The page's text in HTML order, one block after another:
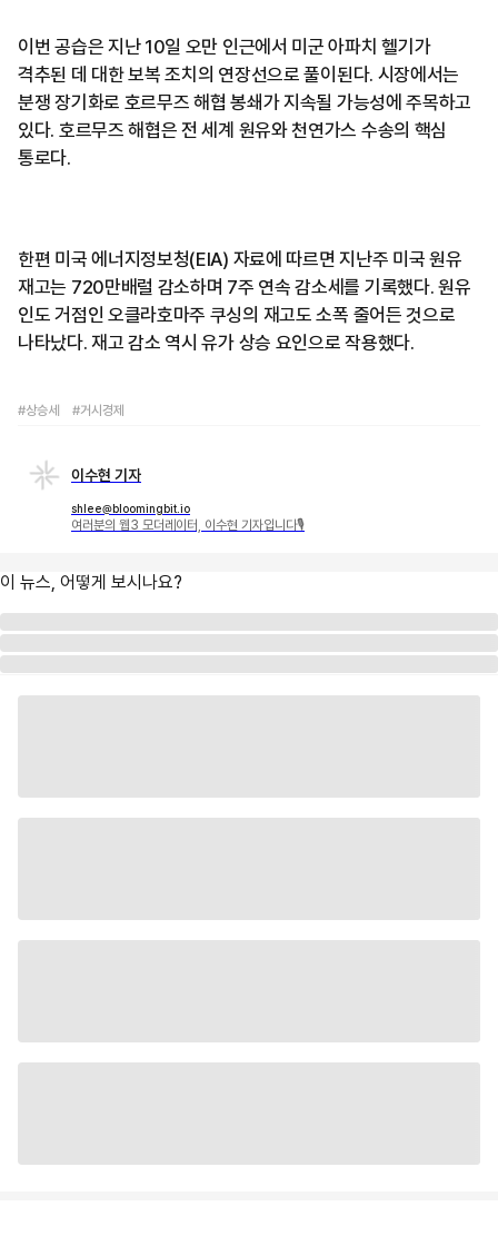
이번 공습은 지난 10일 오만 인근에서 미군 아파치 헬기가
격추된 데 대한 보복 조치의 연장선으로 풀이된다. 시장에서는
분쟁 장기화로 호르무즈 해협 봉쇄가 지속될 가능성에 주목하고
있다. 호르무즈 해협은 전 세계 원유와 천연가스 수송의 핵심
통로다.
한편 미국 에너지정보청(EIA) 자료에 따르면 지난주 미국 원유
재고는 720만배럴 감소하며 7주 연속 감소세를 기록했다. 원유
인도 거점인 오클라호마주 쿠싱의 재고도 소폭 줄어든 것으로
나타났다. 재고 감소 역시 유가 상승 요인으로 작용했다.
#상승세 #거시경제
이수현 기자
shlee@bloomingbit.io
여러분의 웹3 모더레이터, 이수현 기자입니다🎙
이 뉴스, 어떻게 보시나요?